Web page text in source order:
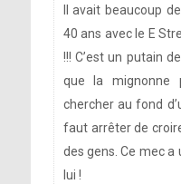
Il avait beaucoup
40 ans avec le E
!!! C’est un putain
que la mignonne
chercher au fond
faut arrêter de
des gens. Ce mec
lui !